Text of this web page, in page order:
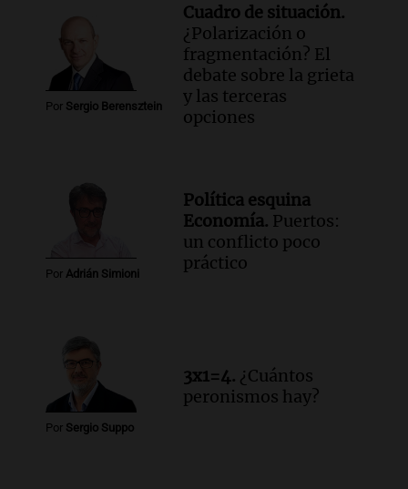
Por Sergio Berensztein
Cuadro de situación.
¿Polarización o
fragmentación? El
debate sobre la grieta
y las terceras
opciones
Por Adrián Simioni
Política esquina
Economía. Puertos:
un conflicto poco
práctico
Por Sergio Suppo
3x1=4. ¿Cuántos
peronismos hay?